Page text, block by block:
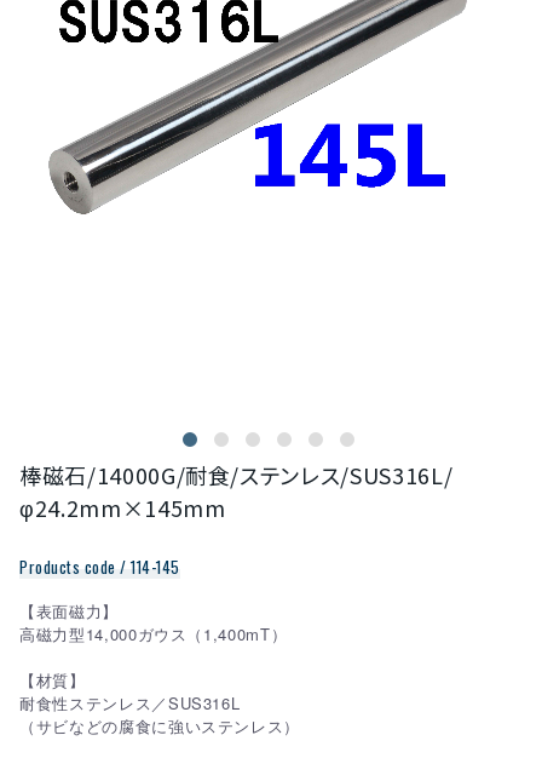
棒磁石/14000G/耐食/ステンレス/SUS316L/
φ24.2mm×145mm
Products code / 114-145
【表面磁力】
高磁力型14,000ガウス（1,400mT）
【材質】
耐食性ステンレス／SUS316L
（サビなどの腐食に強いステンレス）